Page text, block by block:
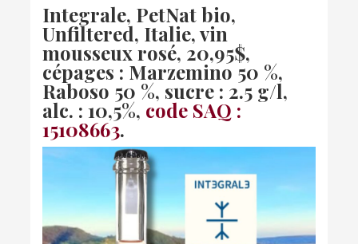
Integrale, PetNat bio,
Unfiltered, Italie, vin
mousseux rosé, 20,95$,
cépages : Marzemino 50 %,
Raboso 50 %, sucre : 2.5 g/l,
alc. : 10,5%, code SAQ :
15108663.